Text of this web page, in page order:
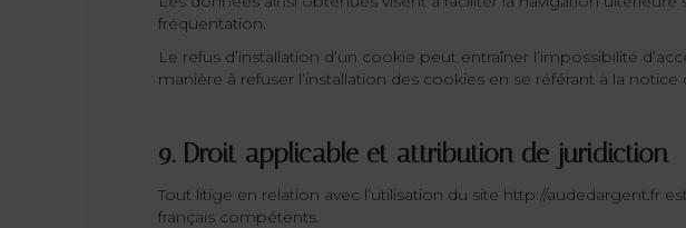
fréquentation.
Le refus d’installation d’un cookie peut entraîner l’impossibilité
manière à refuser l’installation des cookies en se référant à la notice
9. Droit applicable et attribution de juridiction
Tout litige en relation avec l’utilisation du site http://audedargent.fr
français compétents.